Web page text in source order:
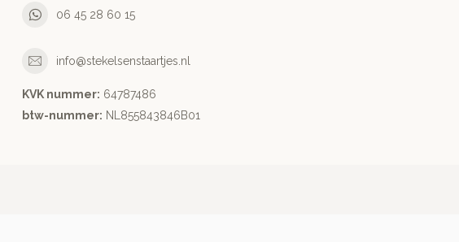
06 45 28 60 15
info@stekelsenstaartjes.nl
KVK nummer: 64787486
btw-nummer: NL855843846B01